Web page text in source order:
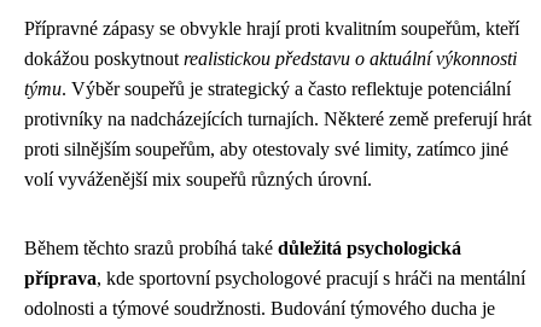
Přípravné zápasy se obvykle hrají proti kvalitním soupeřům, kteří
dokážou poskytnout realistickou představu o aktuální výkonnosti
týmu. Výběr soupeřů je strategický a často reflektuje potenciální
protivníky na nadcházejících turnajích. Některé země preferují hrát
proti silnějším soupeřům, aby otestovaly své limity, zatímco jiné
volí vyváženější mix soupeřů různých úrovní.
Během těchto srazů probíhá také důležitá psychologická
příprava, kde sportovní psychologové pracují s hráči na mentální
odolnosti a týmové soudržnosti. Budování týmového ducha je